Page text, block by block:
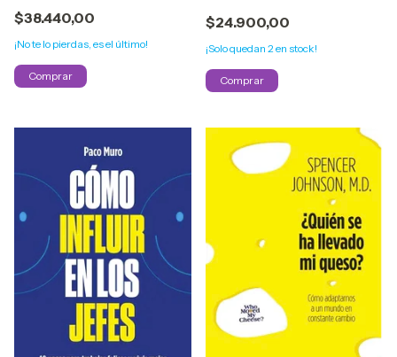
$38.440,00
¡No te lo pierdas, es el último!
$24.900,00
¡Solo quedan 2 en stock!